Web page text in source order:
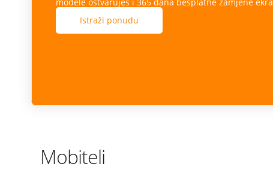
Istraži ponudu
Mobiteli